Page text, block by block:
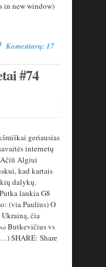
in new window)
Komentarų: 17
#74
geriausias
internetų
Algiui
kad kartais
dalykų.
laukia G8
(via Paulius) O
čia
Butkevičius vs
SHARE: Share